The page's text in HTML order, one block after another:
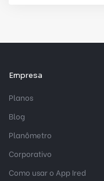
Empresa
Planos
Blog
Planômetro
Corporativo
Como usar o App Ired